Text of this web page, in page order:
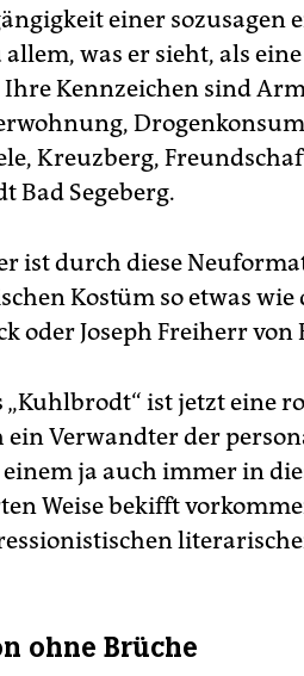
einer sozusagen
was er sieht, als
Kennzeichen sind
Kreuzberg,
Bad Segeberg.
ist durch diese
Kostüm so etwas
oder Joseph Freiherr
ist jetzt eine
ein Verwandter der
einem ja auch immer in
Weise bekifft
ohne Brüche